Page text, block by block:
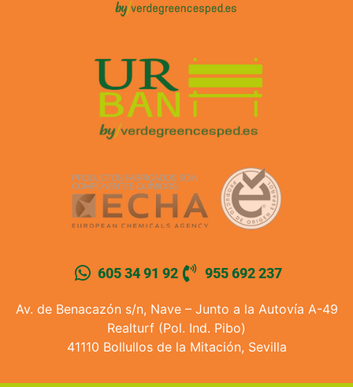
605 34 91 92 955 692 237
Av. de Benacazón s/n, Nave – Junto a la Autovía A-49
Realturf (Pol. Ind. Pibo)
41110 Bollullos de la Mitación, Sevilla